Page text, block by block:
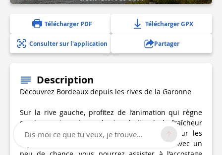
Télécharger PDF Télécharger GPX
Consulter sur l'application Partager
Description
Découvrez Bordeaux depuis les rives de la Garonne
Sur la rive gauche, profitez de l’animation qui règne
sur les quais, puis sur la rive droite, de la fraîcheur
des jardins et du panorama qu’ils offrent sur les
façades des bâtiments du Port de la Lune. Avec un
Dis-moi ce que tu veux, je trouve...